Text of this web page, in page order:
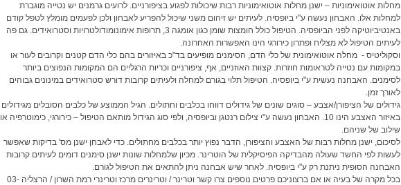
מחלות אוטואימוניות – ישנן מחלות אוטואימוניות רבות שיכולות לפגוע בציפורניים. לרועים גרמנים יש נטייה מוגברת
למחלות אלו. האבחון נעשה ע"י ביופסיה. לעיתים יש זיהום משני שיכול להפריע לאבחון ולכן לפעמים מומלץ לטפל קודם
באנטיביוטיקה לפני הביופסיה. הטיפול כולל חומצות שומן כגון אומגה 3, תרופות אימונומודולטרויות וסטרואידים. גם פה
לעיתים הטיפול לא מצליח ופתרון כירורגי הינו האפשרות האחרונה.
וסקוליטיס - מחלה אוטואימונית של כלי הדם, הסימנים מופיעים בד"כ באיזורים בהם כלי הדם קטנים וקרובים לעור או
במקומות עם נטייה לטראומות חוזרות. קצוות האוזניים, אף, ציפורניים וכריות הרגליים הם המקומות הנפוצים ביותר
לסימנים. האבחנה נעשית ע"י ביופסיה. הטיפול תלוי בגורם למחלה ולעיתים קרובות דורש סטרואידים במינונים גבוהים
לאורך זמן.
גידולים של הציפורן/אצבע – סוגים שונים של גידולים דווחו בכלבים וחתולים. הגיל הממוצע של כלבים הסובלים מגידולים
באיזור האצבע הינו 10. האבחון נעשה ע"י צילום רנטגן וביופסיה, ולפי סוג הגידול מותאם הטיפול – כירורגי, כימוטרפיה או
שילוב של שניהם.
לסיכום, ישנן מחלות רבות של האצבע והציפורן, הדבר נפוץ יותר בכלבים מחתולים. כדי לאבחן ישנן מס' בדיקות שאפשר
לעשות לפי החשד שעולה מהבדיקה הפיסיקלית של הוטרינר. מכיון שלמחלות שונות ישנן סימנים דומים לעיתים קרובות
האבחנה הסופית ניתנת רק ע"י ביופסיה. לאחר שיש אבחנה ניתן להתאים את הטיפול לגורם.
בכל מקרה של בעיה או אם ברצוניכם פרטים נוספים צרו קשר וטרינר / וטרינרים מרכז וטרינרי רמת השרון / הרצליה 03-